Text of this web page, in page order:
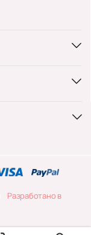
Разработано в